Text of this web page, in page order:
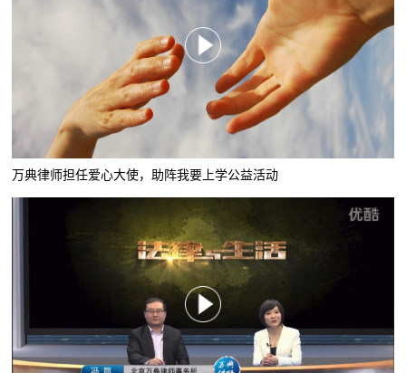
万典律师担任爱心大使，助阵我要上学公益活动